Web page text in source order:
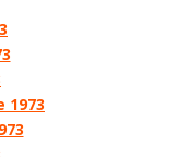
1973